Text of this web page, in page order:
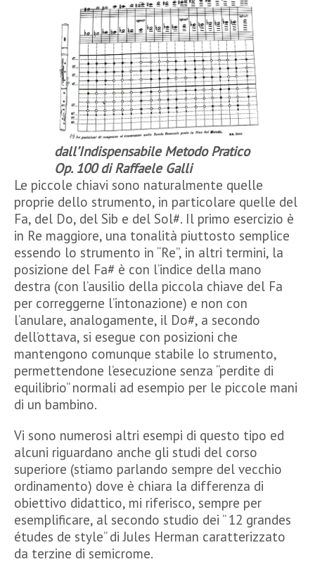
dall’Indispensabile Metodo Pratico
Op. 100 di Raffaele Galli
Le piccole chiavi sono naturalmente quelle
proprie dello strumento, in particolare quelle del
Fa, del Do, del Sib e del Sol#. Il primo esercizio è
in Re maggiore, una tonalità piuttosto semplice
essendo lo strumento in “Re”, in altri termini, la
posizione del Fa# è con l’indice della mano
destra (con l’ausilio della piccola chiave del Fa
per correggerne l’intonazione) e non con
l’anulare, analogamente, il Do#, a secondo
dell’ottava, si esegue con posizioni che
mantengono comunque stabile lo strumento,
permettendone l’esecuzione senza “perdite di
equilibrio” normali ad esempio per le piccole mani
di un bambino.
Vi sono numerosi altri esempi di questo tipo ed
alcuni riguardano anche gli studi del corso
superiore (stiamo parlando sempre del vecchio
ordinamento) dove è chiara la differenza di
obiettivo didattico, mi riferisco, sempre per
esemplificare, al secondo studio dei ” 12 grandes
études de style” di Jules Herman caratterizzato
da terzine di semicrome.